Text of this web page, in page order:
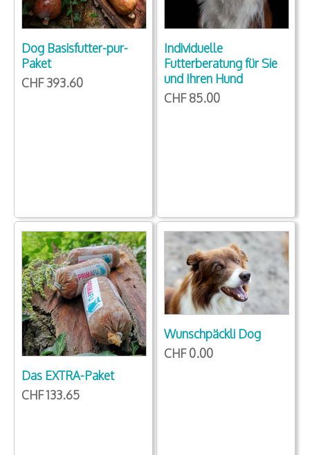
Dog Basisfutter-pur-
Paket
CHF 393.60
Individuelle
Futterberatung für Sie
und Ihren Hund
CHF 85.00
Das EXTRA-Paket
CHF 133.65
Wunschpäckli Dog
CHF 0.00